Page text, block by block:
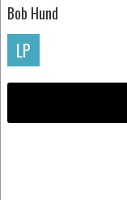
Bob Hund
LP